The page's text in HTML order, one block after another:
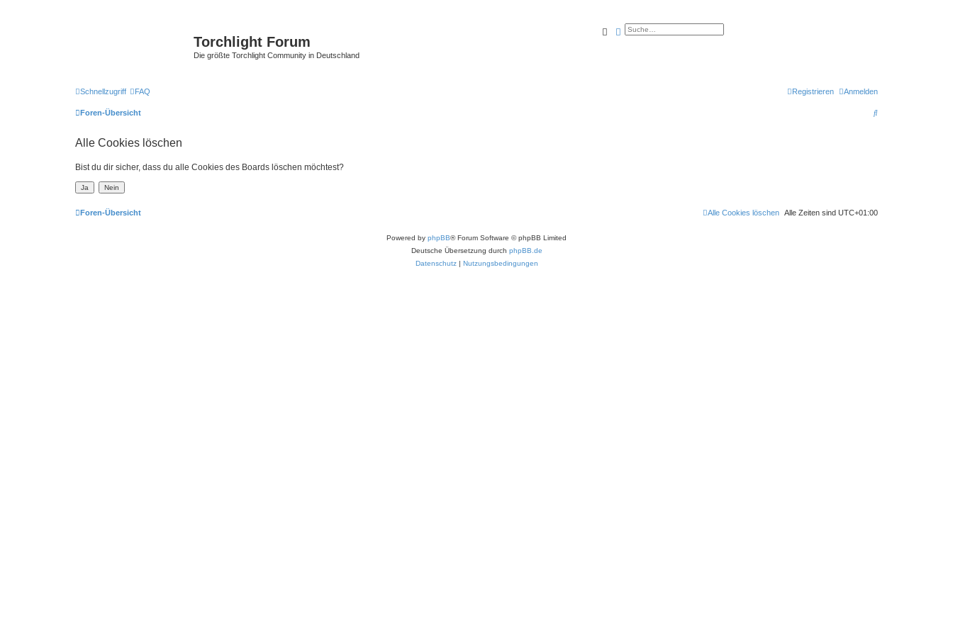
Torchlight Forum
Die größte Torchlight Community in Deutschland
SucheErweiterte Suche
Schnellzugriff FAQ Anmelden
Registrieren
Foren-Übersicht
S
Alle Cookies löschen
Bist du dir sicher, dass du alle Cookies des Boards löschen möchtest?
Foren-Übersicht Alle Zeiten sind UTC+01:00
Alle Cookies löschen
Powered by phpBB® Forum Software © phpBB Limited
Deutsche Übersetzung durch phpBB.de
Datenschutz| Nutzungsbedingungen